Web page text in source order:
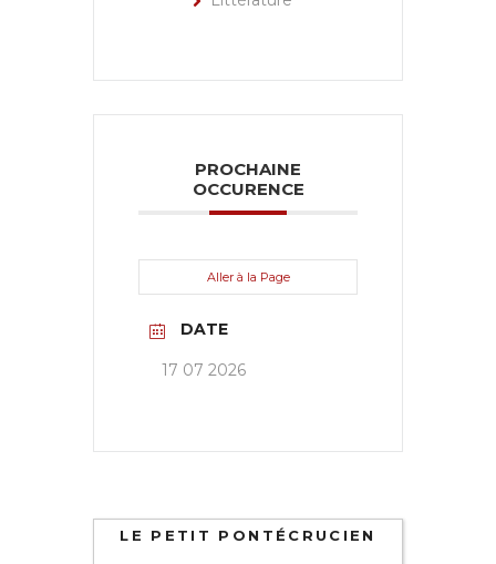
PROCHAINE
OCCURENCE
Aller à la Page
DATE
17 07 2026
LE PETIT PONTÉCRUCIEN